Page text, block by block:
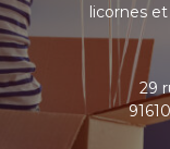
licornes
29